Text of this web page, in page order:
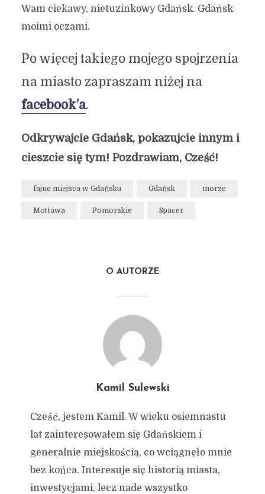
Wam ciekawy, nietuzinkowy Gdańsk. Gdańsk
moimi oczami.
Po więcej takiego mojego spojrzenia
na miasto zapraszam niżej na
facebook’a.
Odkrywajcie Gdańsk, pokazujcie innym i
cieszcie się tym! Pozdrawiam, Cześć!
fajne miejsca w Gdańsku Gdańsk morze
Motława Pomorskie Spacer
O AUTORZE
Kamil Sulewski
Cześć, jestem Kamil. W wieku osiemnastu
lat zainteresowałem się Gdańskiem i
generalnie miejskością, co wciągnęło mnie
bez końca. Interesuje się historią miasta,
inwestycjami, lecz nade wszystko